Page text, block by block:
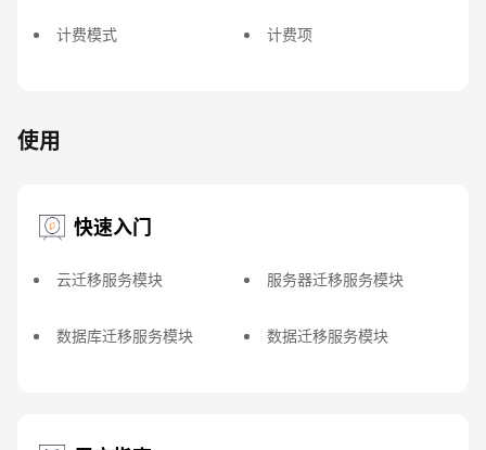
计费模式 计费项
使用
快速入门
云迁移服务模块 服务器迁移服务模块
数据库迁移服务模块 数据迁移服务模块